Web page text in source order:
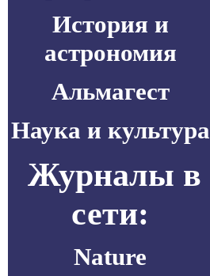
История и
астрономия
Альмагест
Наука и культура
Журналы в
сети:
Nature